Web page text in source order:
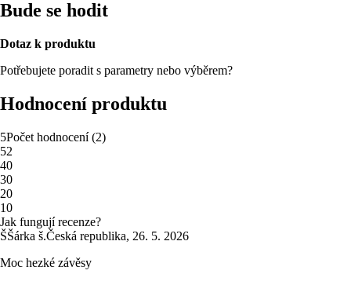
Bude se hodit
Dotaz k produktu
Potřebujete poradit s parametry nebo výběrem?
Hodnocení produktu
5Počet hodnocení(2)
52
40
30
20
10
Jak fungují recenze?
ŠŠárka š.Česká republika, 26. 5. 2026
Moc hezké závěsy